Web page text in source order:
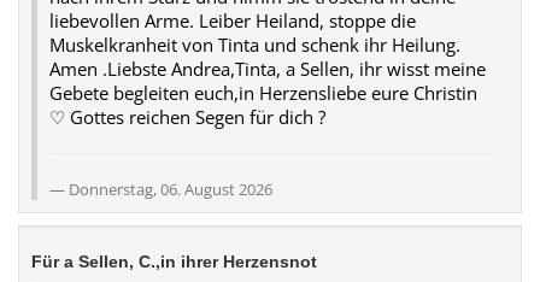
liebevollen Arme. Leiber Heiland, stoppe die
Muskelkranheit von Tinta und schenk ihr Heilung.
Amen .Liebste Andrea,Tinta, a Sellen, ihr wisst meine
Gebete begleiten euch,in Herzensliebe eure Christin
♡ Gottes reichen Segen für dich ?
Donnerstag, 06. August 2026
Für a Sellen, C.,in ihrer Herzensnot